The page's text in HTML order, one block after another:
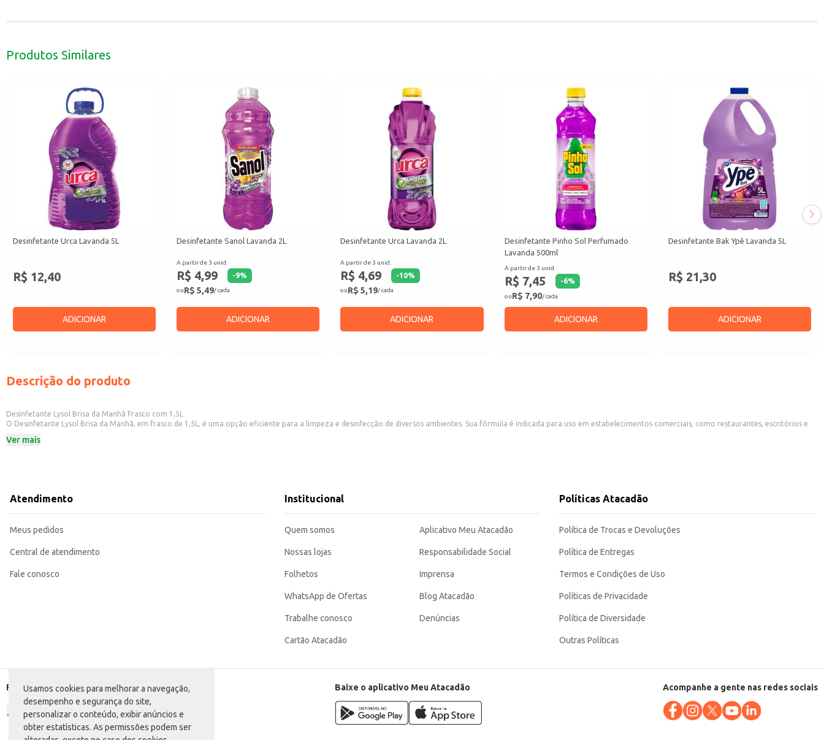
Usamos cookies para melhorar a navegação,
desempenho e segurança do site,
personalizar o conteúdo, exibir anúncios e
obter estatísticas. As permissões podem ser
Produtos Similares
Desinfetante Urca Lavanda 5L
R$ 12,40
ADICIONAR
Desinfetante Sanol Lavanda 2L
A partir de 3 unid.
R$ 4,99 -9%
ouR$ 5,49/ cada
ADICIONAR
Desinfetante Urca Lavanda 2L
A partir de 3 unid.
R$ 4,69 -10%
ouR$ 5,19/ cada
ADICIONAR
Desinfetante Pinho Sol Perfumado
Lavanda 500ml
A partir de 3 unid.
R$ 7,45 -6%
ouR$ 7,90/ cada
ADICIONAR
Desinfetante Bak Ypê Lavanda 5L
R$ 21,30
ADICIONAR
Descrição do produto
Desinfetante Lysol Brisa da Manhã Frasco com 1,5L
O Desinfetante Lysol Brisa da Manhã, em frasco de 1,5L, é uma opção eficiente para a limpeza e desinfecção de diversos ambientes. Sua fórmula é indicada para uso em estabelecimentos comerciais, como restaurantes, escritórios e
Dicas de Uso:
refrescante.
Marca: Lysol
Categoria: Desinfetante sanitário
EAN: 7891035001338
Ver mais
Atendimento
Meus pedidos
Central de atendimento
Fale conosco
Institucional
Quem somos
Nossas lojas
Folhetos
WhatsApp de Ofertas
Trabalhe conosco
Cartão Atacadão
Aplicativo Meu Atacadão
Responsabilidade Social
Imprensa
Blog Atacadão
Denúncias
Políticas Atacadão
Política de Trocas e Devoluções
Política de Entregas
Termos e Condições de Uso
Políticas de Privacidade
Política de Diversidade
Outras Políticas
Formas de pagamento Baixe o aplicativo Meu Atacadão Acompanhe a gente nas redes sociais